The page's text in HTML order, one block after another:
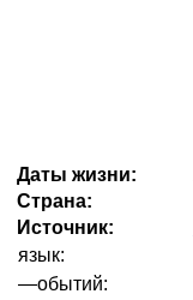
Даты жизни:
Страна:
Источник:
язык:
—обытий: